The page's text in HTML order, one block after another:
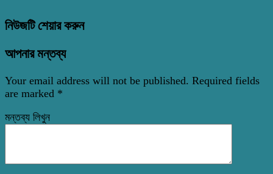
নিউজটি শেয়ার করুন
আপনার মন্তব্য
Your email address will not be published. Required fields
are marked *
মন্তব্য লিখুন